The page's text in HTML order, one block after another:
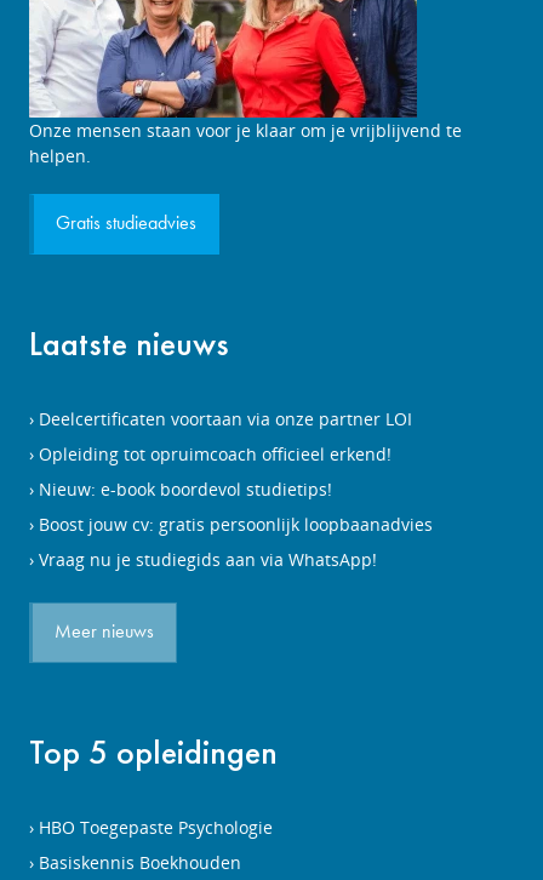
Studieadviesgesprek
aanvragen
Onze mensen staan voor je klaar om je vrijblijvend te
helpen.
Gratis studieadvies
Laatste nieuws
Deelcertificaten voortaan via onze partner LOI
Opleiding tot opruimcoach officieel erkend!
Nieuw: e-book boordevol studietips!
Boost jouw cv: gratis persoonlijk loopbaanadvies
Vraag nu je studiegids aan via WhatsApp!
Meer nieuws
Top 5 opleidingen
HBO Toegepaste Psychologie
Basiskennis Boekhouden